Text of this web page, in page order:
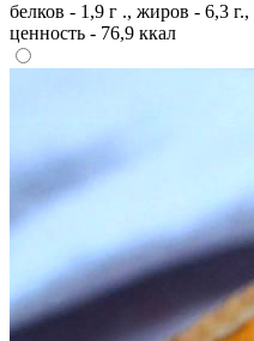
белков - 1,9 г ., жиров - 6,3
ценность - 76,9 ккал